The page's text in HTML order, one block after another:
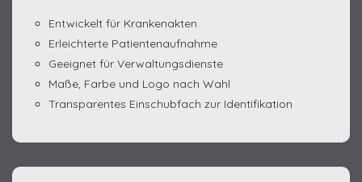
Entwickelt für Krankenakten
Erleichterte Patientenaufnahme
Geeignet für Verwaltungsdienste
Maße, Farbe und Logo nach Wahl
Transparentes Einschubfach zur Identifikation